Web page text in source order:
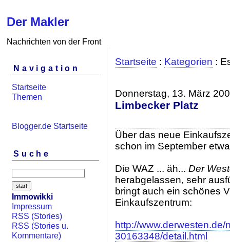
Der Makler
Nachrichten von der Front
Navigation
Startseite
Themen
Blogger.de Startseite
Suche
Immowikki
Impressum
RSS (Stories)
RSS (Stories u.
Kommentare)
Startseite : Kategorien :
Donnerstag, 13. März
Limbecker Platz
Über das neue
schon im September
Die WAZ ... äh... Der
herabgelassen, sehr
bringt auch ein schönes
Einkaufszentrum:
http://
30163348/detail.html